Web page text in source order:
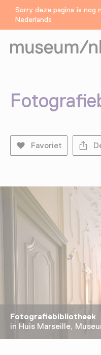
Sorry deze pagina is nog
Nederlands
Favoriet
Fotografiebibliotheek
in Huis Marseille,